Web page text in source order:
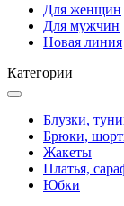
Для женщин
Для мужчин
Новая линия
Категории
Блузки,
Брюки,
Жакеты
Платья,
Юбки